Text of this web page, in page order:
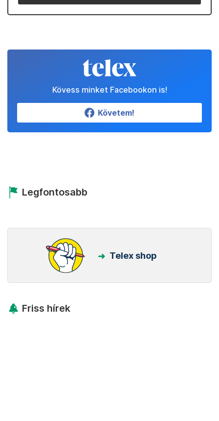
Kövess minket Facebookon is!
Követem!
Legfontosabb
Telex shop
Friss hírek